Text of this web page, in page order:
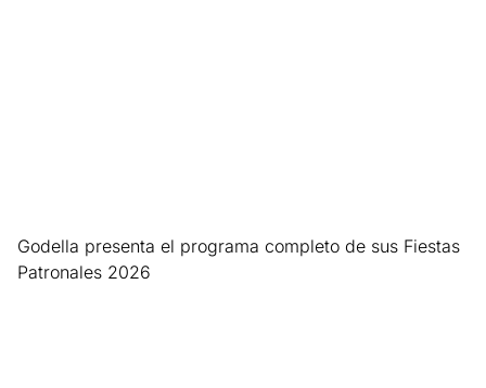
Godella presenta el programa completo de sus Fiestas
Patronales 2026